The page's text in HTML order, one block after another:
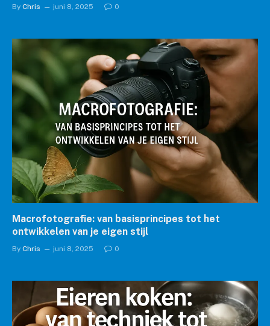
By Chris juni 8, 2025 0
Macrofotografie: van basisprincipes tot het
ontwikkelen van je eigen stijl
By Chris juni 8, 2025 0